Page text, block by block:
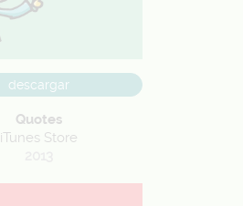
descargar
Quotes
iTunes Store